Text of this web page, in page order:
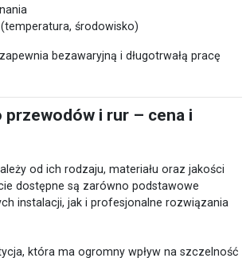
środowisko)
bezawaryjną i długotrwałą pracę
przewodów i rur – cena i
od ich rodzaju, materiału oraz jakości
dostępne są zarówno podstawowe
instalacji, jak i profesjonalne rozwiązania
która ma ogromny wpływ na szczelność